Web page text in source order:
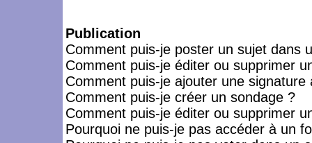
Publication
Comment puis-je poster un sujet dans
Comment puis-je éditer ou supprimer
Comment puis-je ajouter une signature
Comment puis-je créer un sondage ?
Comment puis-je éditer ou supprimer
Pourquoi ne puis-je pas accéder à un